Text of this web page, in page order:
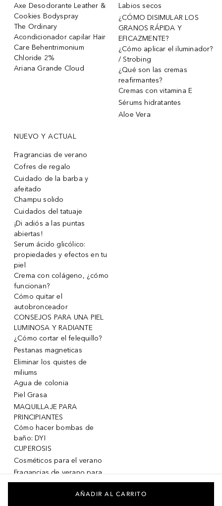
Axe Desodorante Leather &
Cookies Bodyspray
The Ordinary
Acondicionador capilar Hair
Care Behentrimonium
Chloride 2%
Ariana Grande Cloud
Labios secos
¿CÓMO DISIMULAR LOS
GRANOS RÁPIDA Y
EFICAZMENTE?
¿Cómo aplicar el iluminador?
/ Strobing
¿Qué son las cremas
reafirmantes?
Cremas con vitamina E
Sérums hidratantes
Aloe Vera
NUEVO Y ACTUAL
Fragrancias de verano
Cofres de regalo
Cuidado de la barba y
afeitado
Champu solido
Cuidados del tatuaje
¡Di adiós a las puntas
abiertas!
Serum ácido glicólico:
propiedades y efectos en tu
piel
Crema con colágeno, ¿cómo
funcionan?
Cómo quitar el
autobronceador
CONSEJOS PARA UNA PIEL
LUMINOSA Y RADIANTE
¿Cómo cortar el felequillo?
Pestanas magneticas
Eliminar los quistes de
miliums
Agua de colonia
Piel Grasa
MAQUILLAJE PARA
PRINCIPIANTES
Cómo hacer bombas de
baño: DYI
CUPEROSIS
Cosméticos para el verano
Fragancias de verano para
mujeres
Fragancias de verano paraAÑADIR AL CARRITO